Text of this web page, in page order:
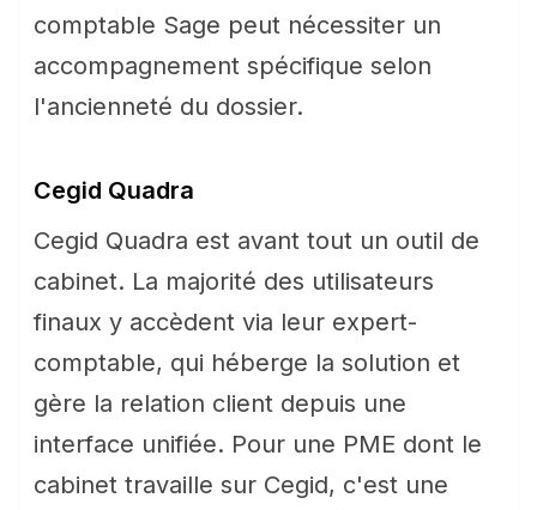
comptable Sage peut nécessiter un
accompagnement spécifique selon
l'ancienneté du dossier.
Cegid Quadra
Cegid Quadra est avant tout un outil de
cabinet. La majorité des utilisateurs
finaux y accèdent via leur expert-
comptable, qui héberge la solution et
gère la relation client depuis une
interface unifiée. Pour une PME dont le
cabinet travaille sur Cegid, c'est une